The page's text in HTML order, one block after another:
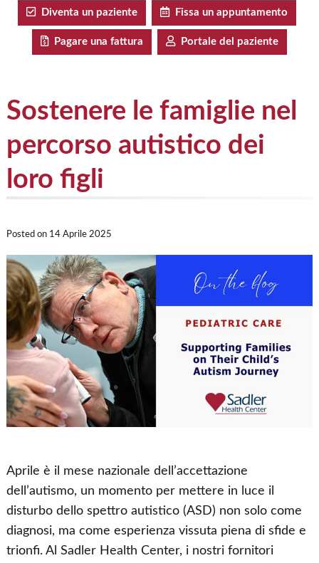
Diventa un paziente Fissa un appuntamento
Pagare una fattura Portale del paziente
Sostenere le famiglie nel
percorso autistico dei
loro figli
Posted on 14 Aprile 2025
Aprile è il mese nazionale dell’accettazione
dell’autismo, un momento per mettere in luce il
disturbo dello spettro autistico (ASD) non solo come
diagnosi, ma come esperienza vissuta piena di sfide e
trionfi. Al Sadler Health Center, i nostri fornitori